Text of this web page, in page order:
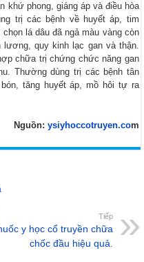
khứ phong, giáng áp và điều hòa
trị các bệnh về huyết áp, tim
lá dâu đã ngả màu vàng còn
quy kinh lạc gan và thận.
chữa trị chứng chức năng gan
Thường dùng trị các bệnh tân
tăng huyết áp, mồ hôi tự ra
Nguồn: ysiyhoccotruyen.com
Tiếp
y học cổ truyền chữa
chốc đầu hiệu quả.